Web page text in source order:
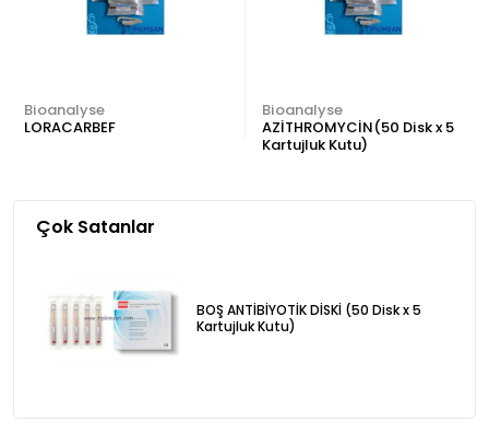
Bioanalyse
LORACARBEF
Bioanalyse
AZİTHROMYCİN(50 Disk x 5
Kartujluk Kutu)
Çok Satanlar
BOŞ ANTİBİYOTİK DİSKİ (50 Disk x 5
Kartujluk Kutu)